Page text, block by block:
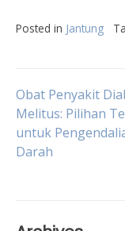
Posted in Jantung
Post
Obat Penyakit
Melitus: Pilihan
untuk
Darah